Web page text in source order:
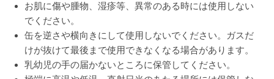
お肌に傷や腫物、湿疹等、異常のある時には使用しない
でください。
缶を逆さや横向きにして使用しないでください。ガスだ
けが抜けて最後まで使用できなくなる場合があります。
乳幼児の手の届かないところに保管してください。